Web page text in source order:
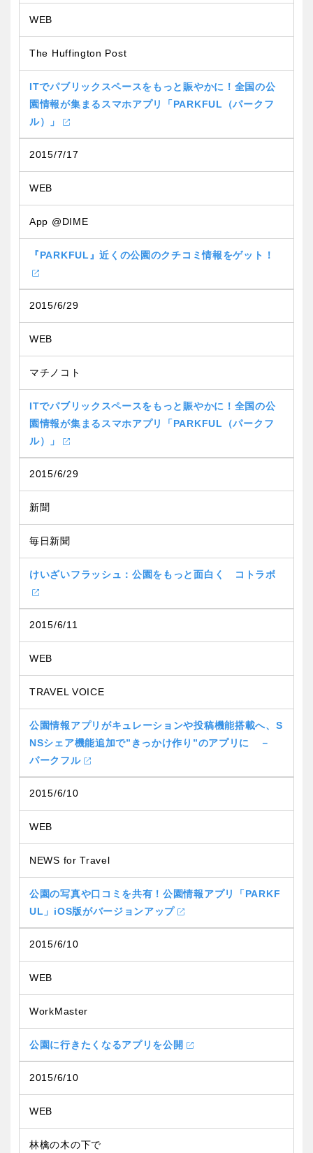
WEB
The Huffington Post
ITでパブリックスペースをもっと賑やかに！全国の公
園情報が集まるスマホアプリ「PARKFUL（パークフ
ル）」
2015/7/17
WEB
App @DIME
『PARKFUL』近くの公園のクチコミ情報をゲット！
2015/6/29
WEB
マチノコト
ITでパブリックスペースをもっと賑やかに！全国の公
園情報が集まるスマホアプリ「PARKFUL（パークフ
ル）」
2015/6/29
新聞
毎日新聞
けいざいフラッシュ：公園をもっと面白く コトラボ
2015/6/11
WEB
TRAVEL VOICE
公園情報アプリがキュレーションや投稿機能搭載へ、S
NSシェア機能追加で”きっかけ作り”のアプリに －
パークフル
2015/6/10
WEB
NEWS for Travel
公園の写真や口コミを共有！公園情報アプリ「PARKF
UL」iOS版がバージョンアップ
2015/6/10
WEB
WorkMaster
公園に行きたくなるアプリを公開
2015/6/10
WEB
林檎の木の下で